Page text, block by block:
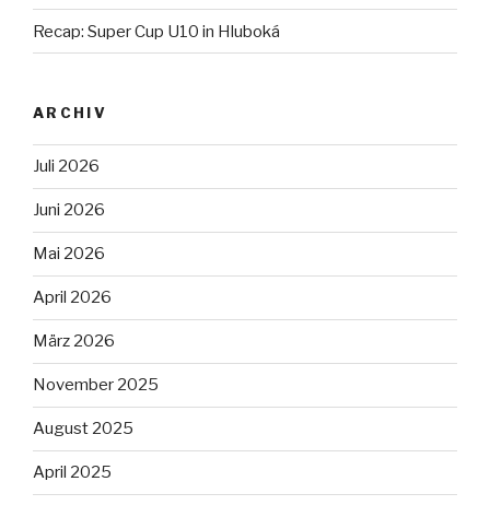
Recap: Super Cup U10 in Hluboká
ARCHIV
Juli 2026
Juni 2026
Mai 2026
April 2026
März 2026
November 2025
August 2025
April 2025